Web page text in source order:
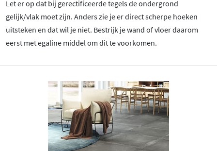
Let er op dat bij gerectificeerde tegels de ondergrond
gelijk/vlak moet zijn. Anders zie je er direct scherpe hoeken
uitsteken en dat wil je niet. Bestrijk je wand of vloer daarom
eerst met egaline middel om dit te voorkomen.